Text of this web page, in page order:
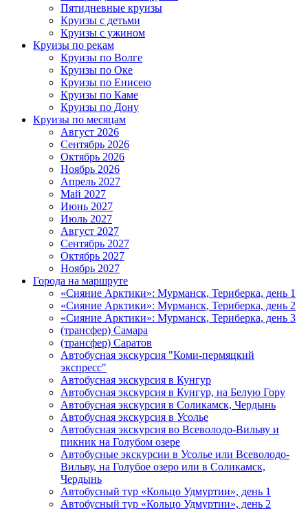
Пятидневные круизы
Круизы с детьми
Круизы с ужином
Круизы по рекам
Круизы по Волге
Круизы по Оке
Круизы по Енисею
Круизы по Каме
Круизы по Дону
Круизы по месяцам
Август 2026
Сентябрь 2026
Октябрь 2026
Ноябрь 2026
Апрель 2027
Май 2027
Июнь 2027
Июль 2027
Август 2027
Сентябрь 2027
Октябрь 2027
Ноябрь 2027
Города на маршруте
«Сияние Арктики»: Мурманск, Териберка, день 1
«Сияние Арктики»: Мурманск, Териберка, день 2
«Сияние Арктики»: Мурманск, Териберка, день 3
(трансфер) Самара
(трансфер) Саратов
Автобусная экскурсия "Коми-пермяцкий
экспресс"
Автобусная экскурсия в Кунгур
Автобусная экскурсия в Кунгур, на Белую Гору
Автобусная экскурсия в Соликамск, Чердынь
Автобусная экскурсия в Усолье
Автобусная экскурсия во Всеволодо-Вильву и
пикник на Голубом озере
Автобусные экскурсии в Усолье или Всеволодо-
Вильву, на Голубое озеро или в Соликамск,
Чердынь
Автобусный тур «Кольцо Удмуртии», день 1
Автобусный тур «Кольцо Удмуртии», день 2